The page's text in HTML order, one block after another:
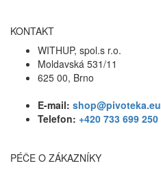
KONTAKT
WITHUP, spol.s r.o.
Moldavská 531/11
625 00, Brno
E-mail: shop@pivoteka.eu
Telefon: +420 733 699 250
PÉČE O ZÁKAZNÍKY